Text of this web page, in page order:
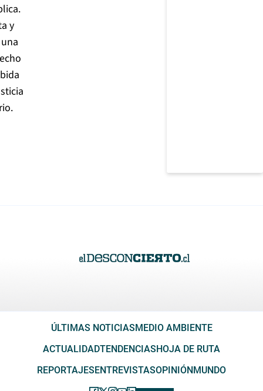
y
ÚLTIMAS NOTICIASMEDIO AMBIENTE
ACTUALIDADTENDENCIASHOJA DE RUTA
REPORTAJESENTREVISTASOPINIÓNMUNDO